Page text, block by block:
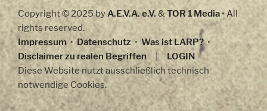
Copyright © 2025 byA.E.V.A. e.V. &TOR 1 Media• All
rights reserved.
Impressum •Datenschutz •Was ist LARP?•
Disclaimer zu realen Begriffen |LOGIN
Diese Website nutzt ausschließlich technisch
notwendige Cookies.